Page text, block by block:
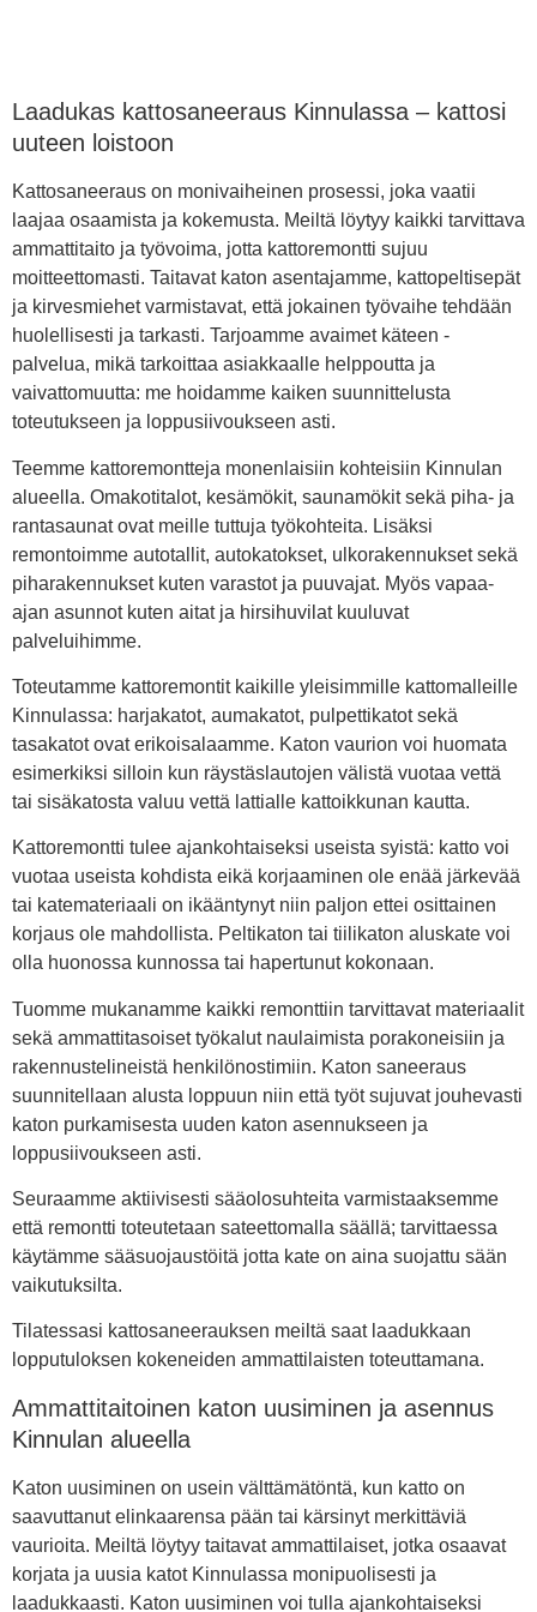
Laadukas kattosaneeraus Kinnulassa – kattosi
uuteen loistoon
Kattosaneeraus on monivaiheinen prosessi, joka vaatii
laajaa osaamista ja kokemusta. Meiltä löytyy kaikki tarvittava
ammattitaito ja työvoima, jotta kattoremontti sujuu
moitteettomasti. Taitavat katon asentajamme, kattopeltisepät
ja kirvesmiehet varmistavat, että jokainen työvaihe tehdään
huolellisesti ja tarkasti. Tarjoamme avaimet käteen -
palvelua, mikä tarkoittaa asiakkaalle helppoutta ja
vaivattomuutta: me hoidamme kaiken suunnittelusta
toteutukseen ja loppusiivoukseen asti.
Teemme kattoremontteja monenlaisiin kohteisiin Kinnulan
alueella. Omakotitalot, kesämökit, saunamökit sekä piha- ja
rantasaunat ovat meille tuttuja työkohteita. Lisäksi
remontoimme autotallit, autokatokset, ulkorakennukset sekä
piharakennukset kuten varastot ja puuvajat. Myös vapaa-
ajan asunnot kuten aitat ja hirsihuvilat kuuluvat
palveluihimme.
Toteutamme kattoremontit kaikille yleisimmille kattomalleille
Kinnulassa: harjakatot, aumakatot, pulpettikatot sekä
tasakatot ovat erikoisalaamme. Katon vaurion voi huomata
esimerkiksi silloin kun räystäslautojen välistä vuotaa vettä
tai sisäkatosta valuu vettä lattialle kattoikkunan kautta.
Kattoremontti tulee ajankohtaiseksi useista syistä: katto voi
vuotaa useista kohdista eikä korjaaminen ole enää järkevää
tai katemateriaali on ikääntynyt niin paljon ettei osittainen
korjaus ole mahdollista. Peltikaton tai tiilikaton aluskate voi
olla huonossa kunnossa tai hapertunut kokonaan.
Tuomme mukanamme kaikki remonttiin tarvittavat materiaalit
sekä ammattitasoiset työkalut naulaimista porakoneisiin ja
rakennustelineistä henkilönostimiin. Katon saneeraus
suunnitellaan alusta loppuun niin että työt sujuvat jouhevasti
katon purkamisesta uuden katon asennukseen ja
loppusiivoukseen asti.
Seuraamme aktiivisesti sääolosuhteita varmistaaksemme
että remontti toteutetaan sateettomalla säällä; tarvittaessa
käytämme sääsuojaustöitä jotta kate on aina suojattu sään
vaikutuksilta.
Tilatessasi kattosaneerauksen meiltä saat laadukkaan
lopputuloksen kokeneiden ammattilaisten toteuttamana.
Ammattitaitoinen katon uusiminen ja asennus
Kinnulan alueella
Katon uusiminen on usein välttämätöntä, kun katto on
saavuttanut elinkaarensa pään tai kärsinyt merkittäviä
vaurioita. Meiltä löytyy taitavat ammattilaiset, jotka osaavat
korjata ja uusia katot Kinnulassa monipuolisesti ja
laadukkaasti. Katon uusiminen voi tulla ajankohtaiseksi